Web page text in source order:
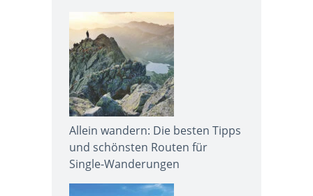
Allein wandern: Die besten Tipps
und schönsten Routen für
Single-Wanderungen